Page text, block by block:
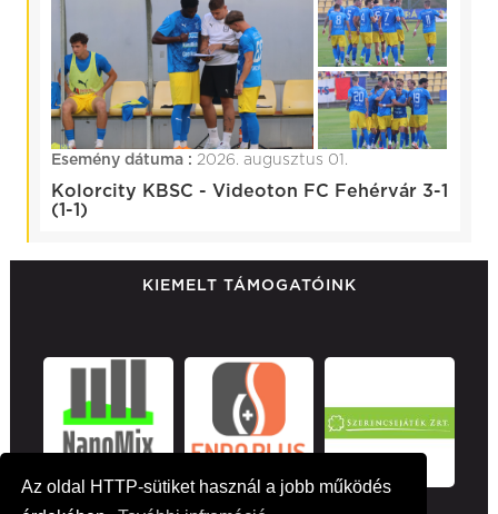
Az oldal HTTP-sütiket használ a jobb működés
Esemény dátuma : 2026. augusztus 01.
Kolorcity KBSC - Videoton FC Fehérvár 3-1
(1-1)
KIEMELT TÁMOGATÓINK